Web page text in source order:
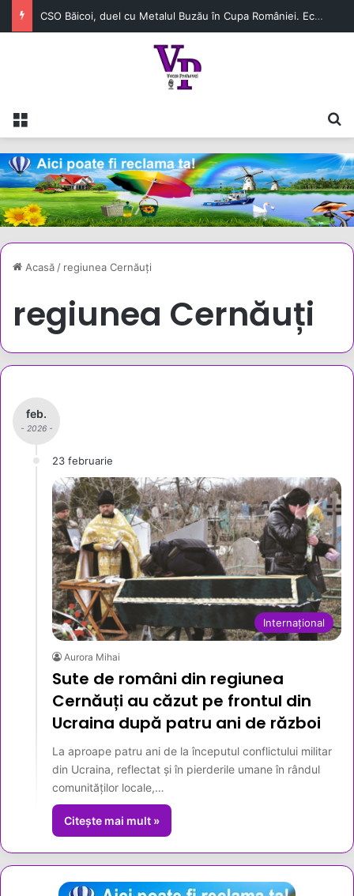
CSO Băicoi, duel cu Metalul Buzău în Cupa României. Echipa prahoveană continuă aventura în competiție
Meniu
Acasă/ regiunea Cernăuți
regiunea Cernăuți
feb.
- 2026 -
23 februarie
Internațional
Aurora Mihai
Sute de români din regiunea
Cernăuți au căzut pe frontul din
Ucraina după patru ani de război
La aproape patru ani de la începutul conflictului militar
din Ucraina, reflectat și în pierderile umane în rândul
comunităților locale,…
Citește mai mult »